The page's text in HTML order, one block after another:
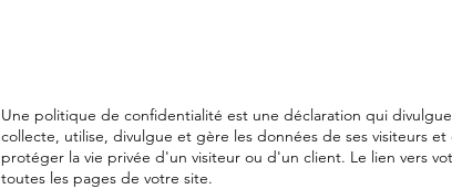
Une politique de confidentialité est une déclaration qui
collecte, utilise, divulgue et gère les données de ses visiteurs
protéger la vie privée d'un visiteur ou d'un client. Le lien vers
toutes les pages de votre site.